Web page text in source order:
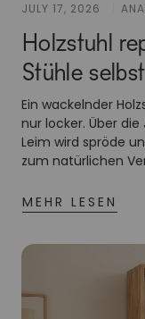
JULY 17, 2026
Holzstuhl
Stühle
Ein wackelnder
nur locker. Über
Leim wird spröde
zum natürlichen
MEHR LESEN